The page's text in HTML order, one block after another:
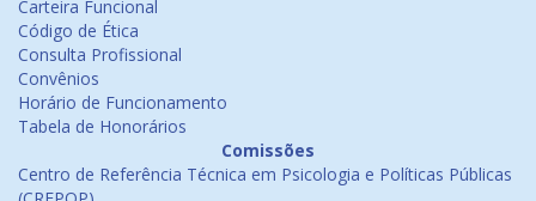
Carteira Funcional
Código de Ética
Consulta Profissional
Convênios
Horário de Funcionamento
Tabela de Honorários
Comissões
Centro de Referência Técnica em Psicologia e Políticas Públicas